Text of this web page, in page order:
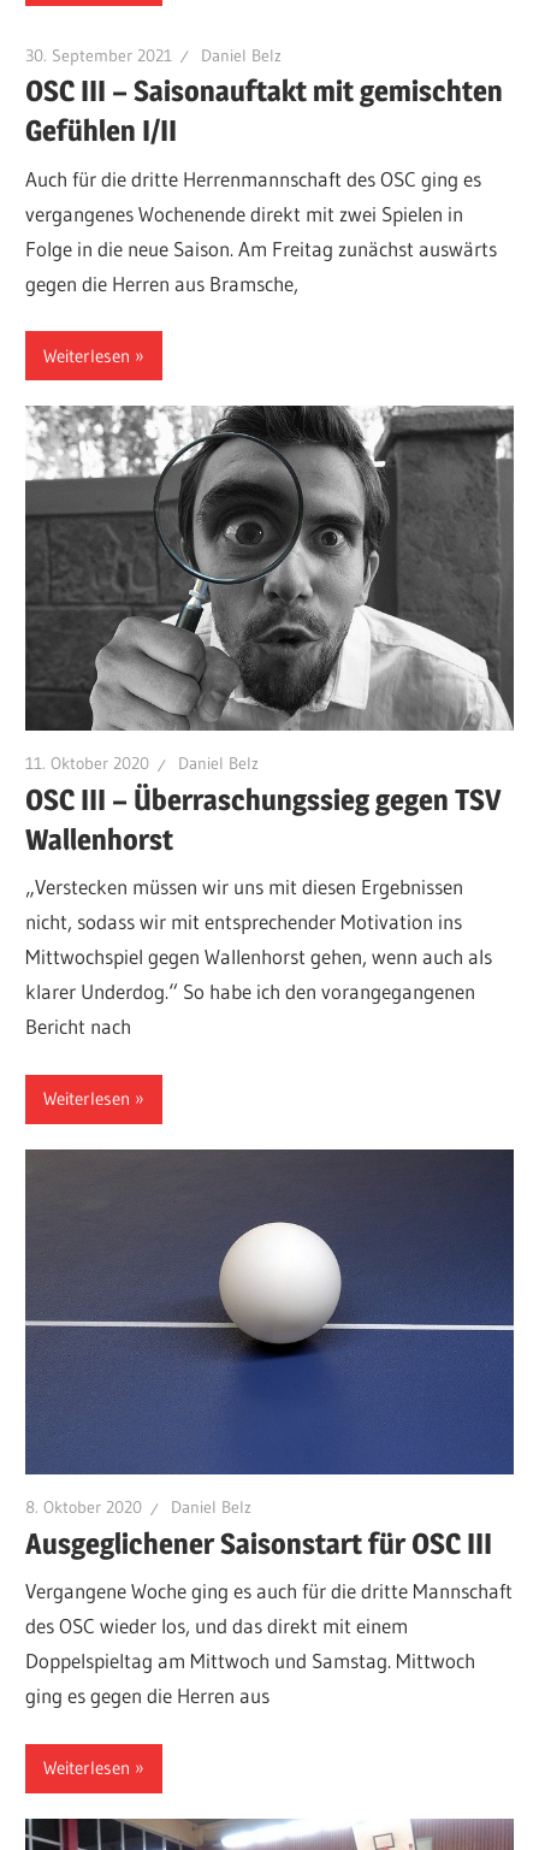
30. September 2021 Daniel Belz
OSC III – Saisonauftakt mit gemischten
Gefühlen I/II
Auch für die dritte Herrenmannschaft des OSC ging es
vergangenes Wochenende direkt mit zwei Spielen in
Folge in die neue Saison. Am Freitag zunächst auswärts
gegen die Herren aus Bramsche,
Weiterlesen
11. Oktober 2020 Daniel Belz
OSC III – Überraschungssieg gegen TSV
Wallenhorst
„Verstecken müssen wir uns mit diesen Ergebnissen
nicht, sodass wir mit entsprechender Motivation ins
Mittwochspiel gegen Wallenhorst gehen, wenn auch als
klarer Underdog.“ So habe ich den vorangegangenen
Bericht nach
Weiterlesen
8. Oktober 2020 Daniel Belz
Ausgeglichener Saisonstart für OSC III
Vergangene Woche ging es auch für die dritte Mannschaft
des OSC wieder los, und das direkt mit einem
Doppelspieltag am Mittwoch und Samstag. Mittwoch
ging es gegen die Herren aus
Weiterlesen